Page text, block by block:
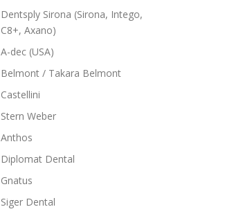
Dentsply Sirona (Sirona, Intego,
C8+, Axano)
A-dec (USA)
Belmont / Takara Belmont
Castellini
Stern Weber
Anthos
Diplomat Dental
Gnatus
Siger Dental